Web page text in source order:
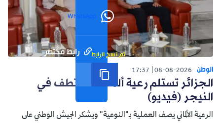
WhatsApp
رابط مختصر تم نسخ الرابط
الوطن 08-08-2026
17:37
الجزائر تستلم رعية ألماني مختطف في
النيجر (فيديو)
الرعية الألماني يصف العملية بـ"النوعية" ويشكر الجيش الوطني على